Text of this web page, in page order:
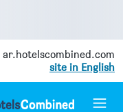
ar.hotelscombined.com
site in English